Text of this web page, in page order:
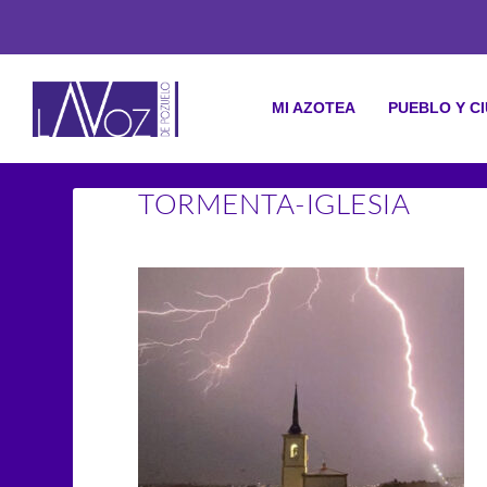
MI AZOTEA PUEBLO Y
TORMENTA-IGLESIA